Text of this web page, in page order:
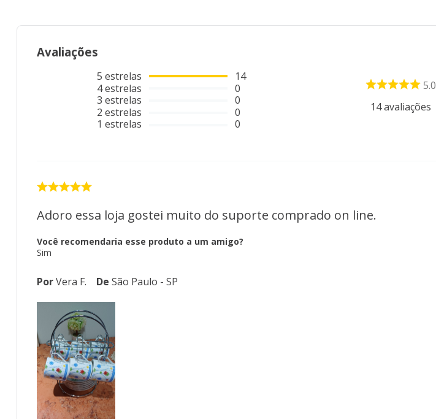
Avaliações
5 estrelas
4estrelas
3 estrelas
2 estrelas
1 estrelas
14
0
0
0
0
5.0
14avaliações
Adoro essa loja gostei muito do suporte comprado on line.
Você recomendaria esse produto a um amigo?
Sim
PorVera F. De São Paulo - SP